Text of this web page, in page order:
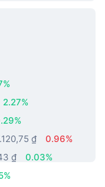
thực phổ
2.27%
₫
0.96%
₫
0.03%